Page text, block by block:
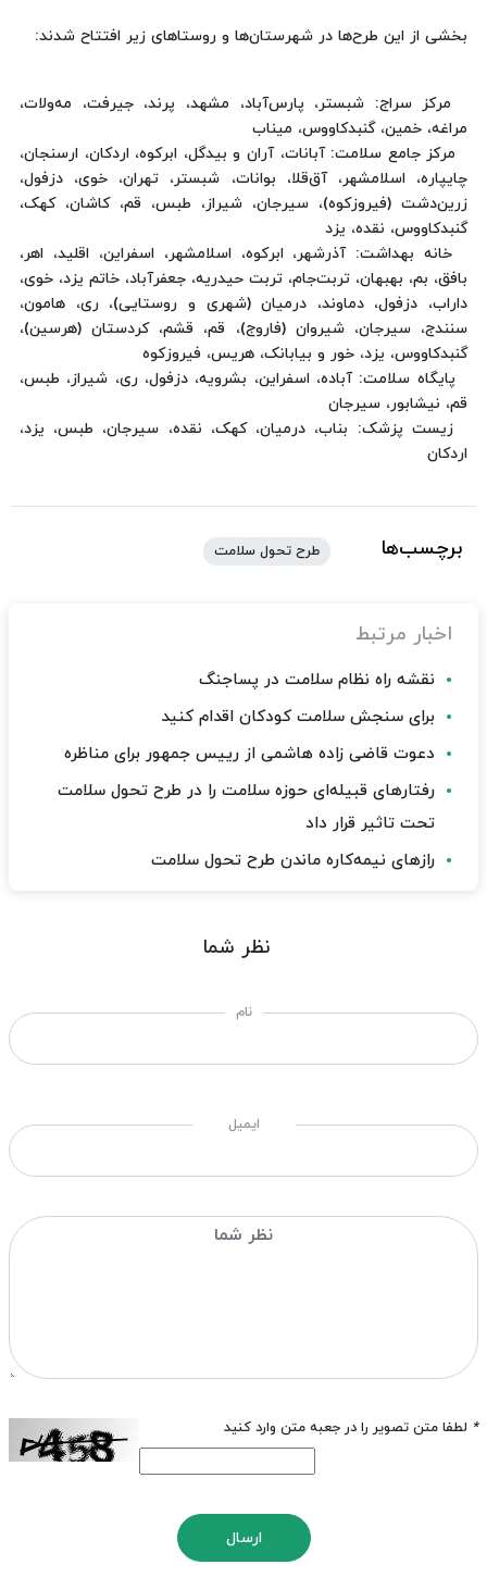
بخشی از این طرح‌ها در شهرستان‌ها و روستاهای زیر افتتاح شدند:‌
مرکز سراج: شبستر، پارس‌آباد، مشهد، پرند، جیرفت، مه‌ولات،
مراغه، خمین، گنبدکاووس، میناب
مرکز جامع سلامت: آبانات، آران و بیدگل، ابرکوه، اردکان، ارسنجان،
چایپاره، اسلامشهر، آق‌قلا، بوانات، شبستر، تهران، خوی، دزفول،
زرین‌دشت (فیروزکوه)، سیرجان، شیراز، طبس، قم، کاشان، کهک،
گنبدکاووس، نقده، یزد
خانه بهداشت: آذرشهر، ابرکوه، اسلامشهر، اسفراین، اقلید، اهر،
بافق، بم، بهبهان، تربت‌جام، تربت حیدریه، جعفرآباد، خاتم یزد، خوی،
داراب، دزفول، دماوند، درمیان (شهری و روستایی)، ری، هامون،
سنندج، سیرجان، شیروان (فاروج)، قم، قشم، کردستان (هرسین)،
گنبدکاووس، یزد، خور و بیابانک، هریس، فیروزکوه
پایگاه سلامت: آباده، اسفراین، بشرویه، دزفول، ری، شیراز، طبس،
قم، نیشابور، سیرجان
زیست پزشک: بناب، درمیان، کهک، نقده، سیرجان، طبس، یزد،
اردکان
برچسب‌ها طرح تحول سلامت
اخبار مرتبط
نقشه راه نظام سلامت در پساجنگ
برای سنجش سلامت کودکان اقدام کنید
دعوت قاضی زاده هاشمی از رییس جمهور برای مناظره
رفتارهای قبیله‌ای حوزه سلامت را در طرح تحول سلامت
تحت تاثیر قرار داد
رازهای نیمه‌کاره ماندن طرح تحول سلامت
نظر شما
نام
ایمیل
* لطفا متن تصویر را در جعبه متن وارد کنید
ارسال